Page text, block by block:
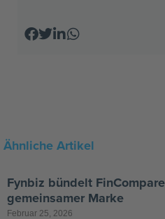
Ähnliche Artikel
Fynbiz bündelt
gemeinsamer Marke
Februar 25, 2026